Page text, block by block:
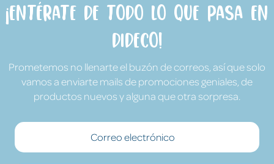
¡Entérate de todo lo que pasa en
Dideco!
Prometemos no llenarte el buzón de correos, así que solo
vamos a enviarte mails de promociones geniales, de
productos nuevos y alguna que otra sorpresa.